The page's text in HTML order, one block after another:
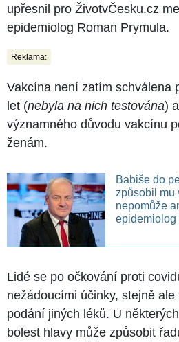
upřesnil pro ŽivotvČesku.cz
epidemiolog Roman Prymula.
Reklama:
Vakcína není zatím schválena
let (nebyla na nich testována)
významného důvodu vakcínu
ženám.
Babiše do
způsobil mu
nepomůže
epidemiolog
Lidé se po očkování proti
nežádoucími účinky, stejně
podání jiných léků. U
bolest hlavy může způsobit